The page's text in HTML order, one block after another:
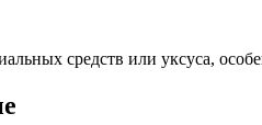
средств или уксуса,